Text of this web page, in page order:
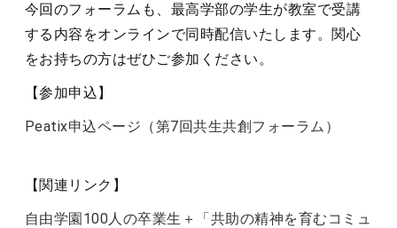
今回のフォーラムも、最高学部の学生が教室で受講
する内容をオンラインで同時配信いたします。関心
をお持ちの方はぜひご参加ください。
【参加申込】
Peatix申込ページ（第7回共生共創フォーラム）
【関連リンク】
自由学園100人の卒業生＋「共助の精神を育むコミュ